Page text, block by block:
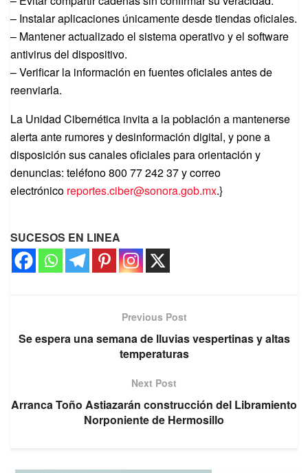
– Instalar aplicaciones únicamente desde tiendas oficiales.
– Mantener actualizado el sistema operativo y el software
antivirus del dispositivo.
– Verificar la información en fuentes oficiales antes de
reenviarla.
La Unidad Cibernética invita a la población a mantenerse
alerta ante rumores y desinformación digital, y pone a
disposición sus canales oficiales para orientación y
denuncias: teléfono 800 77 242 37 y correo
electrónico reportes.ciber@sonora.gob.mx.}
SUCESOS EN LINEA
Previous Post
Se espera una semana de lluvias vespertinas y altas
temperaturas
Next Post
Arranca Toño Astiazarán construcción del Libramiento
Norponiente de Hermosillo